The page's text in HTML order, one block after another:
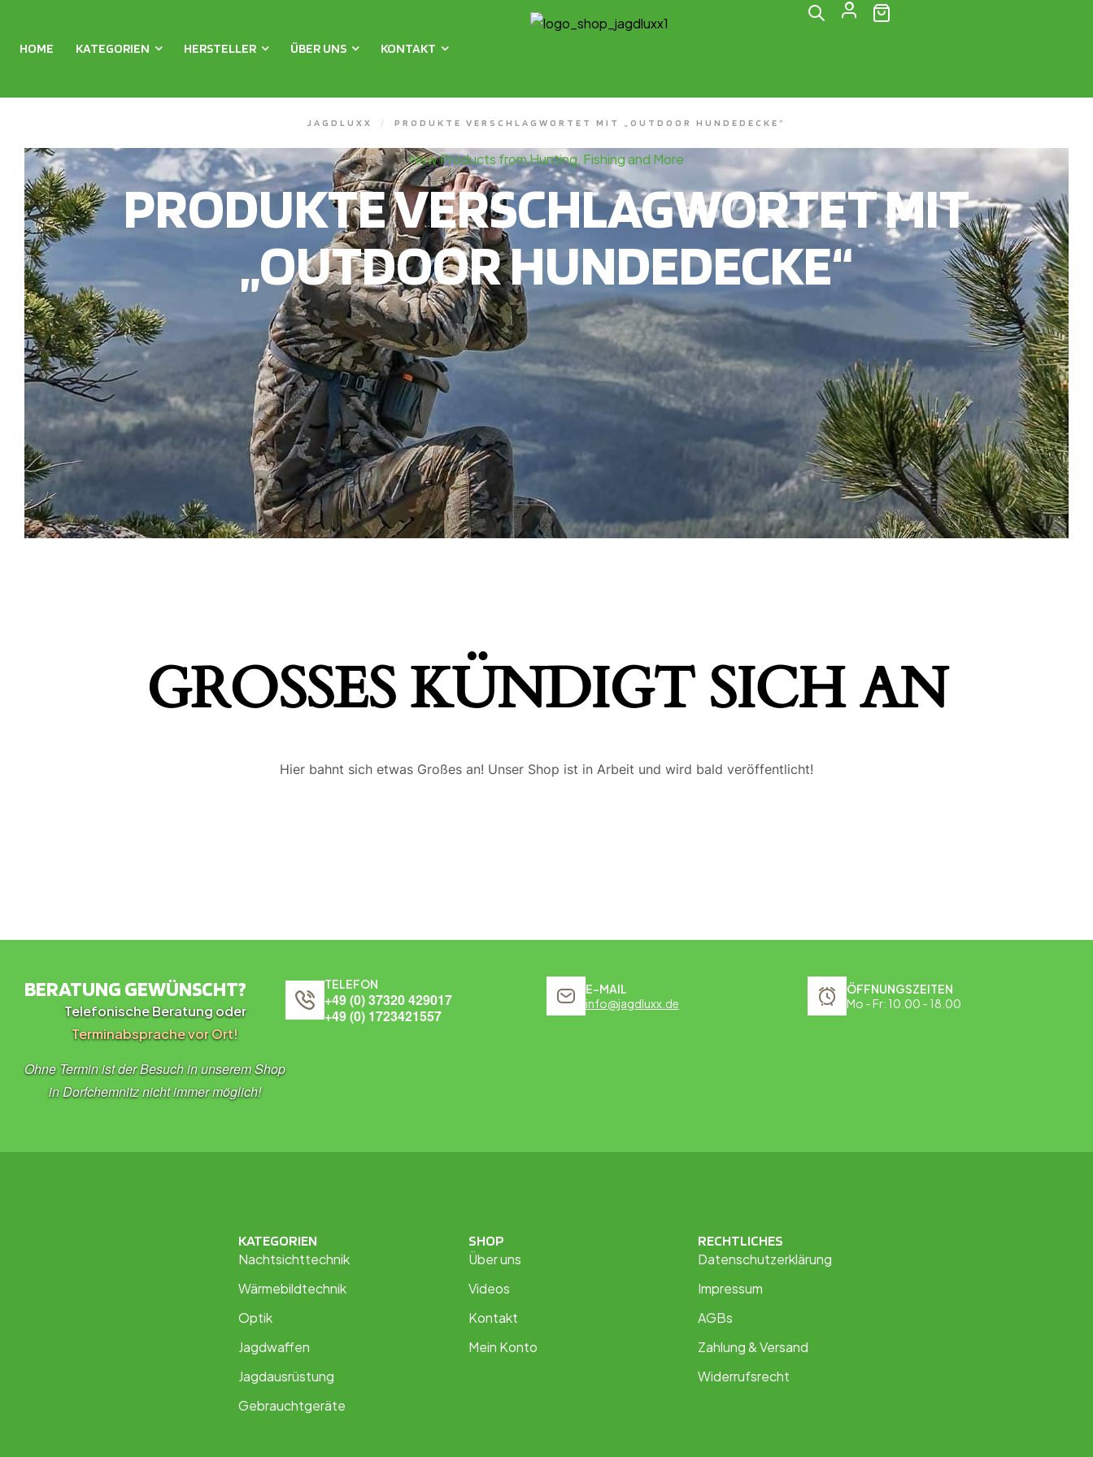
HOME KATEGORIEN HERSTELLER ÜBER UNS KONTAKT
JAGDLUXX / PRODUKTE VERSCHLAGWORTET MIT „OUTDOOR HUNDEDECKE“
New Products from Hunting, Fishing and More
PRODUKTE VERSCHLAGWORTET MIT
„OUTDOOR HUNDEDECKE“
GROSSES KÜNDIGT SICH AN
Hier bahnt sich etwas Großes an! Unser Shop ist in Arbeit und wird bald veröffentlicht!
BERATUNG GEWÜNSCHT?
Telefonische Beratung oder
Terminabsprache vor Ort!
Ohne Termin ist der Besuch in unserem Shop
in Dorfchemnitz nicht immer möglich!
TELEFON
+49 (0) 37320 429017
+49 (0) 1723421557
E-MAIL
info@jagdluxx.de
ÖFFNUNGSZEITEN
Mo - Fr: 10.00 - 18.00
KATEGORIEN
Nachtsichttechnik
Wärmebildtechnik
Optik
Jagdwaffen
Jagdausrüstung
Gebrauchtgeräte
SHOP
Über uns
Videos
Kontakt
Mein Konto
RECHTLICHES
Datenschutzerklärung
Impressum
AGBs
Zahlung & Versand
Widerrufsrecht